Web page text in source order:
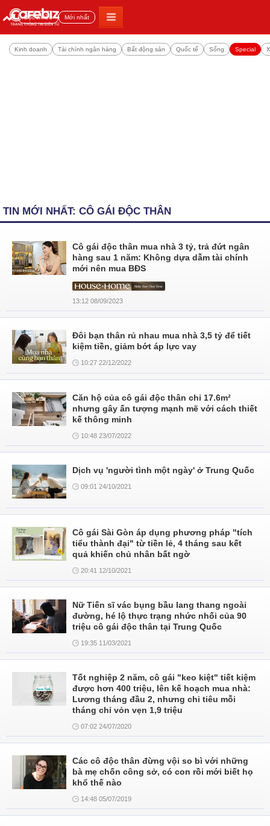
Đọc nhiều Mới nhất
Kinh doanh Tài chính ngân hàng Bất động sản Quốc tế Sống Special
TIN MỚI NHẤT: CÔ GÁI ĐỘC THÂN
Cô gái độc thân mua nhà 3 tỷ, trả đứt ngân
hàng sau 1 năm: Không dựa dẫm tài chính
mới nên mua BĐS
13:12 08/09/2023
Đôi bạn thân rủ nhau mua nhà 3,5 tỷ để tiết
kiệm tiền, giảm bớt áp lực vay
10:27 22/12/2022
Căn hộ của cô gái độc thân chỉ 17.6m²
nhưng gây ấn tượng mạnh mẽ với cách thiết
kế thông minh
10:48 23/07/2022
Dịch vụ 'người tình một ngày' ở Trung Quốc
09:01 24/10/2021
Cô gái Sài Gòn áp dụng phương pháp "tích
tiểu thành đại" từ tiền lẻ, 4 tháng sau kết
quả khiến chủ nhân bất ngờ
20:41 12/10/2021
Nữ Tiến sĩ vác bụng bầu lang thang ngoài
đường, hé lộ thực trạng nhức nhối của 90
triệu cô gái độc thân tại Trung Quốc
19:35 11/03/2021
Tốt nghiệp 2 năm, cô gái "keo kiệt" tiết kiệm
được hơn 400 triệu, lên kế hoạch mua nhà:
Lương tháng đầu 2, nhưng chi tiêu mỗi
tháng chỉ vỏn vẹn 1,9 triệu
07:02 24/07/2020
Các cô độc thân đừng vội so bì với những
bà mẹ chốn công sở, có con rồi mới biết họ
khổ thế nào
14:48 05/07/2019